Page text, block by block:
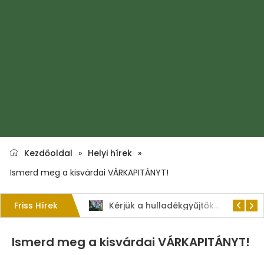
Kezdőoldal » Helyi hírek »
Ismerd meg a kisvárdai VÁRKAPITÁNYT!
Friss Hírek Kérjük a hulladékgyűjtők rendeltetésszerű használatát!
Ismerd meg a kisvárdai VÁRKAPITÁNYT!